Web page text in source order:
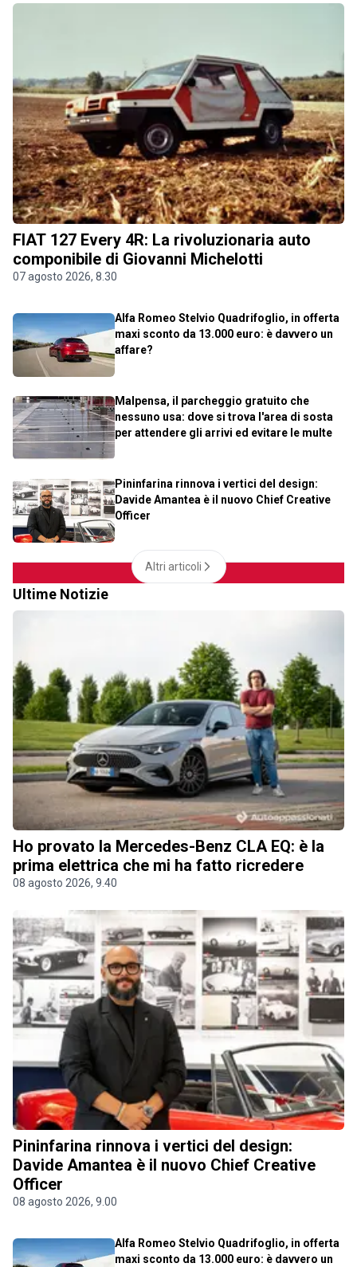
FIAT 127 Every 4R: La rivoluzionaria auto
componibile di Giovanni Michelotti
07 agosto 2026, 8.30
Alfa Romeo Stelvio Quadrifoglio, in offerta
maxi sconto da 13.000 euro: è davvero un
affare?
Malpensa, il parcheggio gratuito che
nessuno usa: dove si trova l'area di sosta
per attendere gli arrivi ed evitare le multe
Pininfarina rinnova i vertici del design:
Davide Amantea è il nuovo Chief Creative
Officer
Altri articoli
Ultime Notizie
Ho provato la Mercedes-Benz CLA EQ: è la
prima elettrica che mi ha fatto ricredere
08 agosto 2026, 9.40
Pininfarina rinnova i vertici del design:
Davide Amantea è il nuovo Chief Creative
Officer
08 agosto 2026, 9.00
Alfa Romeo Stelvio Quadrifoglio, in offerta
maxi sconto da 13.000 euro: è davvero un